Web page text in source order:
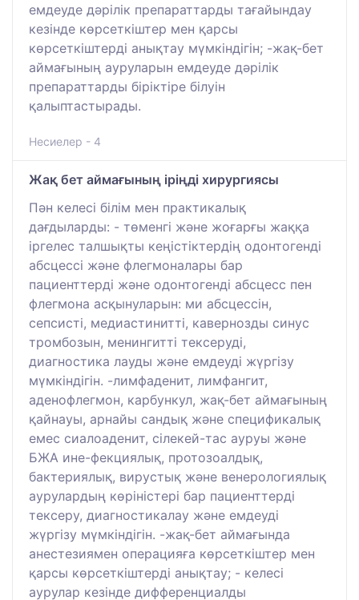
емдеуде дәрілік препараттарды тағайындау
кезінде көрсеткіштер мен қарсы
көрсеткіштерді анықтау мүмкіндігін; -жақ-бет
аймағының ауруларын емдеуде дәрілік
препараттарды біріктіре білуін
қалыптастырады.
Несиелер - 4
Жақ бет аймағының іріңді хирургиясы
Пән келесі білім мен практикалық
дағдыларды: - төменгі және жоғарғы жаққа
іргелес талшықты кеңістіктердің одонтогенді
абсцессі және флегмоналары бар
пациенттерді және одонтогенді абсцесс пен
флегмона асқынуларын: ми абсцессін,
сепсисті, медиастинитті, кавернозды синус
тромбозын, менингитті тексеруді,
диагностика лауды және емдеуді жүргізу
мүмкіндігін. -лимфаденит, лимфангит,
аденофлегмон, карбункул, жақ-бет аймағының
қайнауы, арнайы сандық және спецификалық
емес сиалоаденит, сілекей-тас ауруы және
БЖА ине-фекциялық, протозоалдық,
бактериялық, вирустық және венерологиялық
аурулардың көріністері бар пациенттерді
тексеру, диагностикалау және емдеуді
жүргізу мүмкіндігін. -жақ-бет аймағында
анестезиямен операцияға көрсеткіштер мен
қарсы көрсеткіштерді анықтау; - келесі
аурулар кезінде дифференциалды